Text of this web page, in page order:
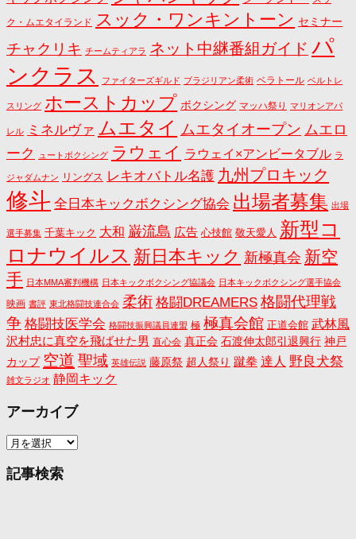
ク・ムエタイランド スック・ワンキントーン セミナー
チャクリキ チームティアラ ネット中継番組ガイド パ
ンクラス
ファイターズギルド ブラジリアン柔術 ベラトール ベルトレ
スリング ホーストカップ ボクシング マッハ祭り マリオンアパ
レル ミネルヴァ ムエタイ ムエタイオープン ムエロ
ーク
ュートボクシング ラウェイ ラウェイ×アンビータブル ラ
ジャダムナン リングス レキオバトル名護 九州プロキック
修斗 全日本キックボクシング協会 出場者募集 出場
選手募集 千葉キック 大和 巌流島 広告 心技館 敬天愛人 新型コ
ロナウイルス 新日本キック 新極真会 新空
手 日本MMA審判機構 日本キックボクシング協議会 日本キックボクシング選手協会
映画 書評 東北格闘技連合会 柔術 格闘DREAMERS 格闘代理戦
争 格闘技医学会 格闘技振興議員連盟 極 極真会館 正道会館 武林風
沢村忠に真空を飛ばせた男 直心会 真正会 石渡伸太郎引退興行 神戸
カップ 空道 聖域 英雄伝説 藤原祭 超人祭り 蹴拳 達人 野良犬祭
雑文ラジオ 静岡キック
アーカイブ
ア
カ
記事検索